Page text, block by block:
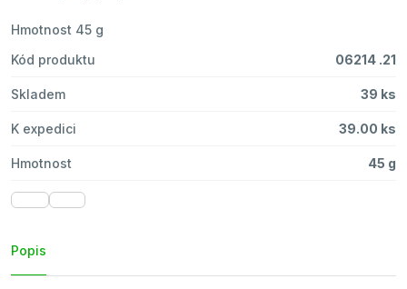
Hmotnost 45 g
Kód produktu
06214 .21
Skladem 39 ks
K expedici 39.00 ks
Hmotnost 45 g
Popis